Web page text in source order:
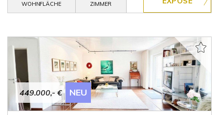
WOHNFLÄCHE
ZIMMER
449.000,- € NEU